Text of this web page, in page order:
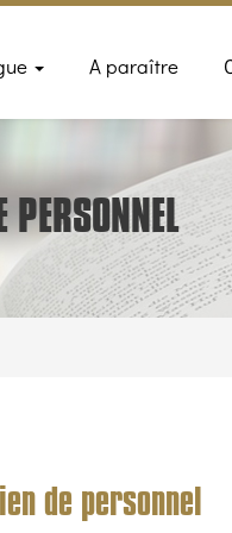
A paraître
PERSONNEL
de personnel